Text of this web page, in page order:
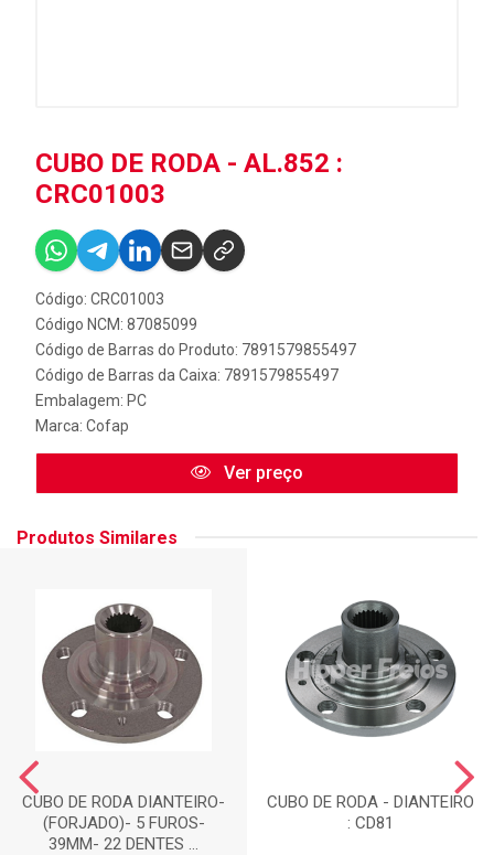
CUBO DE RODA - AL.852 :
CRC01003
Código: CRC01003
Código NCM: 87085099
Código de Barras do Produto: 7891579855497
Código de Barras da Caixa: 7891579855497
Embalagem: PC
Marca: Cofap
Ver preço
Produtos Similares
CUBO DE RODA DIANTEIRO-
(FORJADO)- 5 FUROS-
39MM- 22 DENTES ...
CUBO DE RODA - DIANTEIRO
: CD81